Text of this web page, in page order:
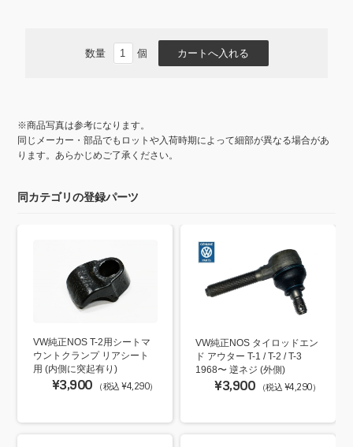
数量 個
※商品写真は参考になります。
同じメーカー・部品でもロットや入荷時期によって細部が異なる場合があ
ります。あらかじめご了承ください。
同カテゴリの登録パーツ
VW純正NOS T-2用シートマ
ウントクランプ リアシート
用 (内側に突起有り)
¥3,900 （税込 ¥4,290）
VW純正NOS タイロッドエン
ド アウター T-1 / T-2 / T-3
1968〜 逆ネジ (外側)
¥3,900 （税込 ¥4,290）